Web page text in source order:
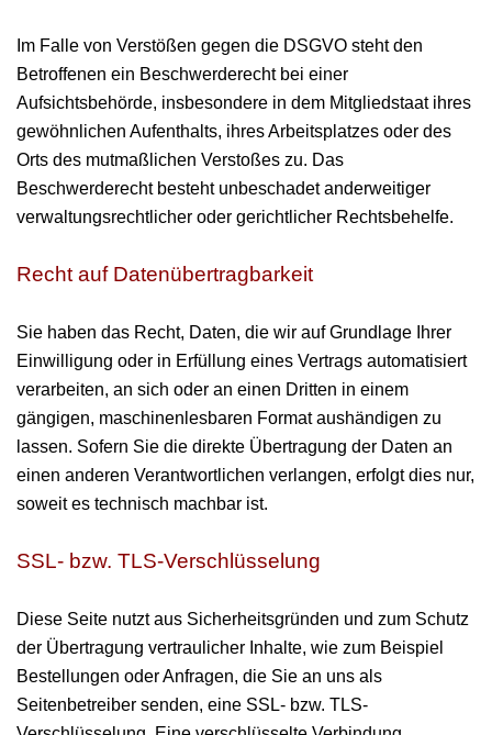
Im Falle von Verstößen gegen die DSGVO steht den
Betroffenen ein Beschwerderecht bei einer
Aufsichtsbehörde, insbesondere in dem Mitgliedstaat ihres
gewöhnlichen Aufenthalts, ihres Arbeitsplatzes oder des
Orts des mutmaßlichen Verstoßes zu. Das
Beschwerderecht besteht unbeschadet anderweitiger
verwaltungsrechtlicher oder gerichtlicher Rechtsbehelfe.
Recht auf Datenübertragbarkeit
Sie haben das Recht, Daten, die wir auf Grundlage Ihrer
Einwilligung oder in Erfüllung eines Vertrags automatisiert
verarbeiten, an sich oder an einen Dritten in einem
gängigen, maschinenlesbaren Format aushändigen zu
lassen. Sofern Sie die direkte Übertragung der Daten an
einen anderen Verantwortlichen verlangen, erfolgt dies nur,
soweit es technisch machbar ist.
SSL- bzw. TLS-Verschlüsselung
Diese Seite nutzt aus Sicherheitsgründen und zum Schutz
der Übertragung vertraulicher Inhalte, wie zum Beispiel
Bestellungen oder Anfragen, die Sie an uns als
Seitenbetreiber senden, eine SSL- bzw. TLS-